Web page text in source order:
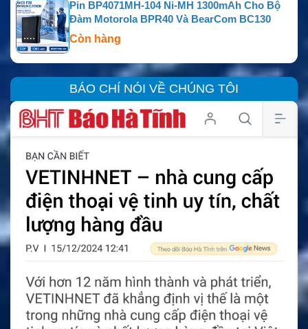
Pin BP4071MH-104 Ni-MH 1300mAh Cho Bộ
Đàm Motorola BPR40 Và BearCom BC130
Còn hàng
BÁO CHÍ NÓI VỀ CHÚNG TÔI